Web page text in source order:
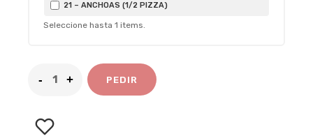
21 – ANCHOAS (1/2 PIZZA)
Seleccione hasta 1 items.
PEDIR